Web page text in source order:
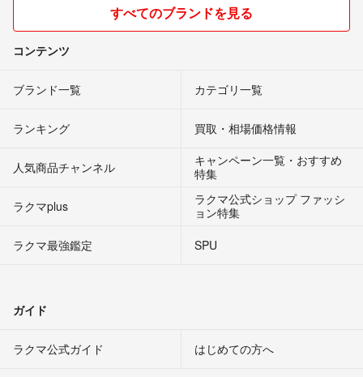
すべてのブランドを見る
コンテンツ
ブランド一覧 カテゴリ一覧
ランキング 買取・相場価格情報
人気商品チャンネル
キャンペーン一覧・おすすめ
特集
ラクマplus
ラクマ公式ショップ ファッシ
ョン特集
ラクマ最強鑑定
SPU
ガイド
ラクマ公式ガイド はじめての方へ